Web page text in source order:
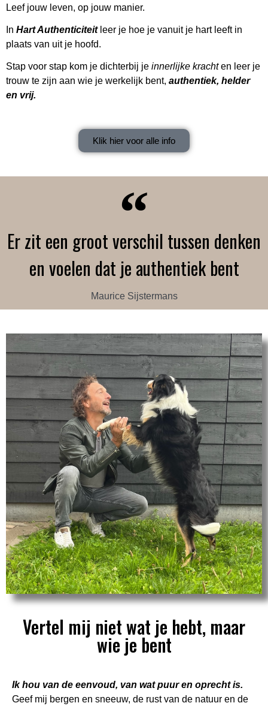
Leef jouw leven, op jouw manier.
In Hart Authenticiteitleer je hoe je vanuit je hart leeft in
plaats van uit je hoofd.
Stap voor stap kom je dichterbij je innerlijke krachten leer je
trouw te zijn aan wie je werkelijk bent, authentiek, helder
en vrij.
Klik hier voor alle info
Er zit een groot verschil tussen denken
en voelen dat je authentiek bent
Maurice Sijstermans
Vertel mij niet wat je hebt, maar
wie je bent
Ik hou van de eenvoud, van wat puur en oprecht is.
Geef mij bergen en sneeuw, de rust van de natuur en de